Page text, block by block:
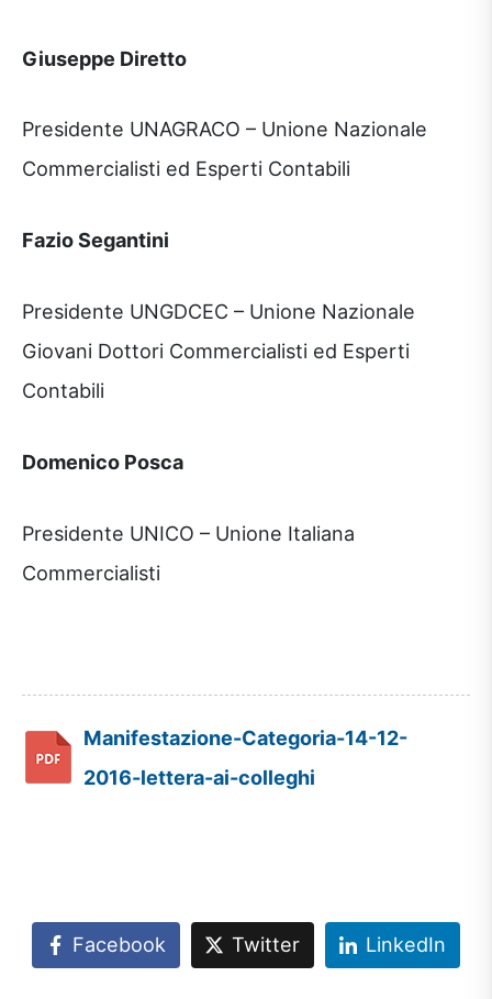
Giuseppe Diretto
Presidente UNAGRACO – Unione Nazionale
Commercialisti ed Esperti Contabili
Fazio Segantini
Presidente UNGDCEC – Unione Nazionale
Giovani Dottori Commercialisti ed Esperti
Contabili
Domenico Posca
Presidente UNICO – Unione Italiana
Commercialisti
Manifestazione-Categoria-14-12-
2016-lettera-ai-colleghi
Facebook Twitter LinkedIn